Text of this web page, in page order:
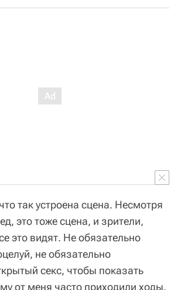
так устроена сцена. Несмотря
это тоже сцена, и зрители,
это видят. Не обязательно
не обязательно
секс, чтобы показать
от меня часто приходили ходы.